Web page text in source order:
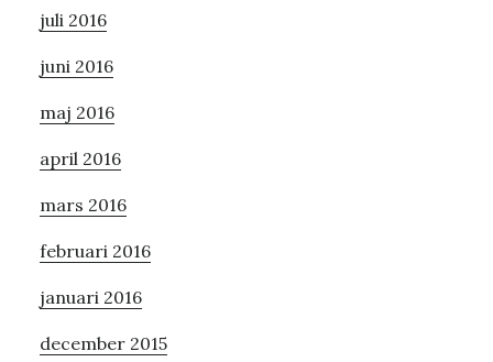
juli 2016
juni 2016
maj 2016
april 2016
mars 2016
februari 2016
januari 2016
december 2015